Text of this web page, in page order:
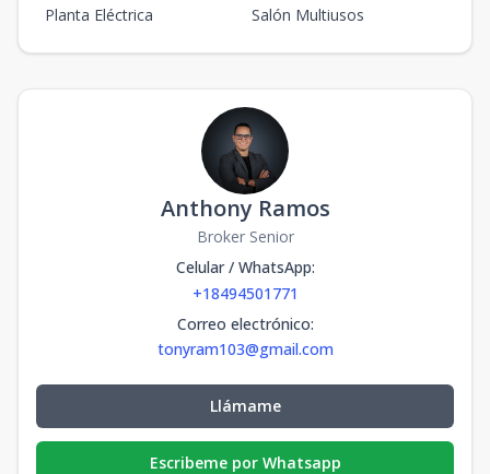
Planta Eléctrica
Salón Multiusos
Anthony Ramos
Broker Senior
Celular / WhatsApp:
+18494501771
Correo electrónico:
tonyram103@gmail.com
Llámame
Escribeme por Whatsapp